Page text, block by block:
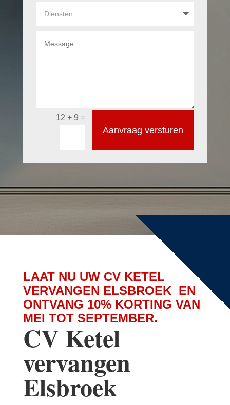
12 + 9 =
Aanvraag versturen
LAAT NU UW CV KETEL
VERVANGEN ELSBROEK EN
ONTVANG 10% KORTING VAN
MEI TOT SEPTEMBER.
CV Ketel
vervangen
Elsbroek